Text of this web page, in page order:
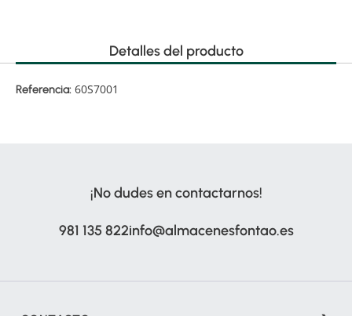
Detalles del producto
Referencia: 60S7001
¡No dudes en contactarnos!
981 135 822info@almacenesfontao.es